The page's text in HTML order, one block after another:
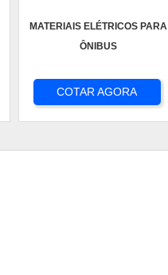
MATERIAIS ELÉTRICOS PARA
ÔNIBUS
COTAR AGORA